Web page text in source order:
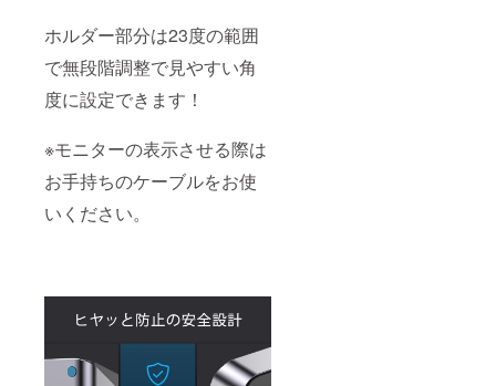
ホルダー部分は23度の範囲
で無段階調整で見やすい角
度に設定できます！
※モニターの表示させる際は
お手持ちのケーブルをお使
いください。